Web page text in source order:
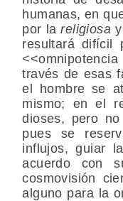
humanas, en
por lareligiosa
resultará difícil
través de esas
el hombre se
mismo; en el
dioses, pero
pues se
influjos, guiar
acuerdo con
cosmovisión
alguno para la